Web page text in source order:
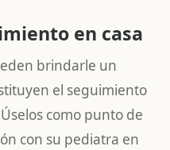
en casa
brindarle un
el seguimiento
como punto de
con su pediatra en